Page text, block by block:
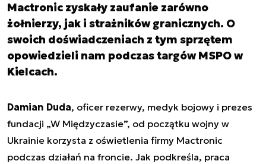
Mactronic zyskały zaufanie zarówno
żołnierzy, jak i strażników granicznych. O
swoich doświadczeniach z tym sprzętem
opowiedzieli nam podczas targów MSPO w
Kielcach.
Damian Duda, oficer rezerwy, medyk bojowy i prezes
fundacji „W Międzyczasie”, od początku wojny w
Ukrainie korzysta z oświetlenia firmy Mactronic
podczas działań na froncie. Jak podkreśla, praca